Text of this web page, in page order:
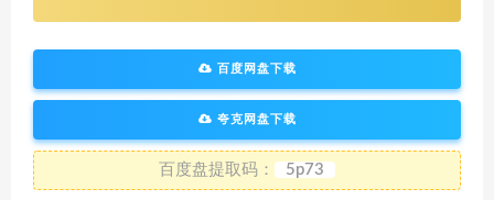
百度网盘下载
夸克网盘下载
百度盘提取码： 5p73